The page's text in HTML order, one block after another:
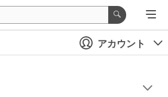
アカウント